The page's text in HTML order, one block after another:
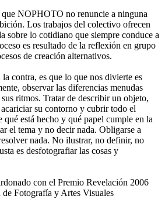
que NOPHOTO no renuncie a ninguna
Los trabajos del colectivo ofrecen
sobre lo cotidiano que siempre conduce a
es resultado de la reflexión en grupo
de creación alternativos.
contra, es que lo que nos divierte es
observar las diferencias menudas
ritmos. Tratar de describir un objeto,
su contorno y cubrir todo el
qué está hecho y qué papel cumple en la
el tema y no decir nada. Obligarse a
nada. No ilustrar, no definir, no
es desfotografiar las cosas y
con el Premio Revelación 2006
Fotografía y Artes Visuales